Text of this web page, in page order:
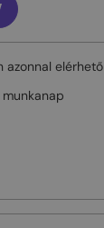
azonnal elérhető
munkanap